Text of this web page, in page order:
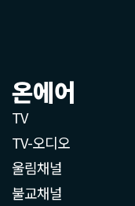
온에어
TV
TV-오디오
울림채널
불교채널